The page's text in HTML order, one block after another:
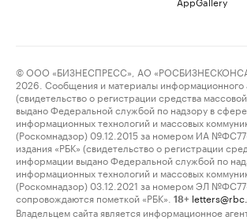
© ООО «БИЗНЕСПРЕСС», АО
2026. Сообщения и материалы информационного
(свидетельство о регистрации средства
выдано Федеральной службой по надзору в сфере
информационных технологий и массовых
(Роскомнадзор) 09.12.2015 за номером ИА
издания «РБК» (свидетельство о регистрации
информации выдано Федеральной службой по
информационных технологий и массовых
(Роскомнадзор) 03.12.2021 за номером ЭЛ
сопровождаются пометкой «РБК».
18+
Владельцем сайта является информационное